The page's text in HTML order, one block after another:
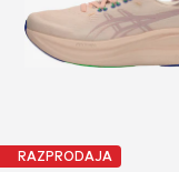
RAZPRODAJA